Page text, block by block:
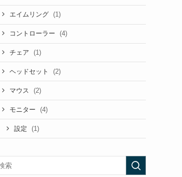
エイムリング (1)
コントローラー (4)
チェア (1)
ヘッドセット (2)
マウス (2)
モニター (4)
設定 (1)